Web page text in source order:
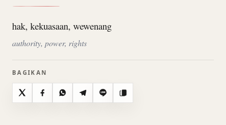
hak, kekuasaan, wewenang
authority, power, rights
BAGIKAN
X FacebookWhatsAppTelegramLine Salin